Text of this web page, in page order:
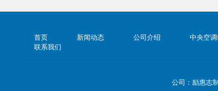
首页 新闻动态 公司介绍
中央空
联系我们
公司：励惠志